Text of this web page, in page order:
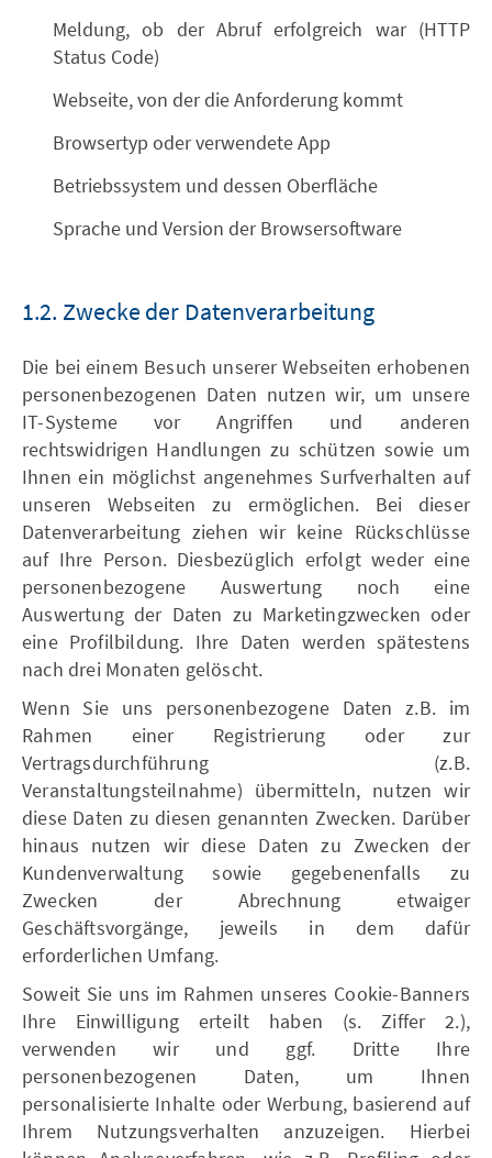
Meldung, ob der Abruf erfolgreich war (HTTP
Status Code)
Webseite, von der die Anforderung kommt
Browsertyp oder verwendete App
Betriebssystem und dessen Oberfläche
Sprache und Version der Browsersoftware
1.2. Zwecke der Datenverarbeitung
Die bei einem Besuch unserer Webseiten erhobenen
personenbezogenen Daten nutzen wir, um unsere
IT-Systeme vor Angriffen und anderen
rechtswidrigen Handlungen zu schützen sowie um
Ihnen ein möglichst angenehmes Surfverhalten auf
unseren Webseiten zu ermöglichen. Bei dieser
Datenverarbeitung ziehen wir keine Rückschlüsse
auf Ihre Person. Diesbezüglich erfolgt weder eine
personenbezogene Auswertung noch eine
Auswertung der Daten zu Marketingzwecken oder
eine Profilbildung. Ihre Daten werden spätestens
nach drei Monaten gelöscht.
Wenn Sie uns personenbezogene Daten z.B. im
Rahmen einer Registrierung oder zur
Vertragsdurchführung (z.B.
Veranstaltungsteilnahme) übermitteln, nutzen wir
diese Daten zu diesen genannten Zwecken. Darüber
hinaus nutzen wir diese Daten zu Zwecken der
Kundenverwaltung sowie gegebenenfalls zu
Zwecken der Abrechnung etwaiger
Geschäftsvorgänge, jeweils in dem dafür
erforderlichen Umfang.
Soweit Sie uns im Rahmen unseres Cookie-Banners
Ihre Einwilligung erteilt haben (s. Ziffer 2.),
verwenden wir und ggf. Dritte Ihre
personenbezogenen Daten, um Ihnen
personalisierte Inhalte oder Werbung, basierend auf
Ihrem Nutzungsverhalten anzuzeigen. Hierbei